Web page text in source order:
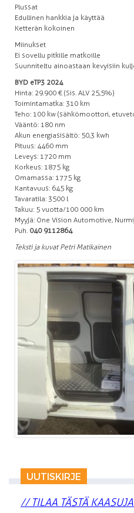
Plussat
Edullinen hankkia ja käyttää
Ketterän kokoinen
Miinukset
Ei sovellu pitkille matkoille
Suunniteltu ainoastaan kevyisiin
BYD eTP3 2024
Hinta: 29.900 € (Sis. ALV 25,5%)
Toimintamatka: 310 km
Teho: 100 kw (sähkömoottori,
Vääntö: 180 nm
Akun energiasisältö: 50,3 kwh
Pituus: 4460 mm
Leveys: 1720 mm
Korkeus: 1875 kg
Omamassa: 1775 kg
Kantavuus: 645 kg
Tavaratila: 3500 l
Takuu: 5 vuotta/100 000 km
Myyjä: One Vision Automotive,
Puh. 040 9112864
Teksti ja kuvat Petri Matikainen
UUTISKIRJE
// TILAA TÄSTÄ